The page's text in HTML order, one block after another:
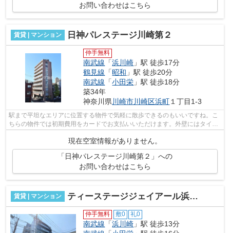
お問い合わせはこちら
賃貸 | マンション 日神パレステージ川崎第２
仲手無料
南武線 「浜川崎 」駅 徒歩17分
鶴見線 「昭和 」駅 徒歩20分
南武線 「小田栄 」駅 徒歩18分
築34年
神奈川県 川崎市川崎区浜町 １丁目1-3
駅まで平坦なエリアに位置する物件で気軽に散歩できるのもいいですね。こ
ちらの物件では初期費用をカードでお支払いいただけます。外壁にはタイル
現在空室情報がありません。
「日神パレステージ川崎第２」への
お問い合わせはこちら
賃貸 | マンション ティーステージジェイアール浜川崎
仲手無料 敷0 礼0
南武線 「浜川崎 」駅 徒歩13分